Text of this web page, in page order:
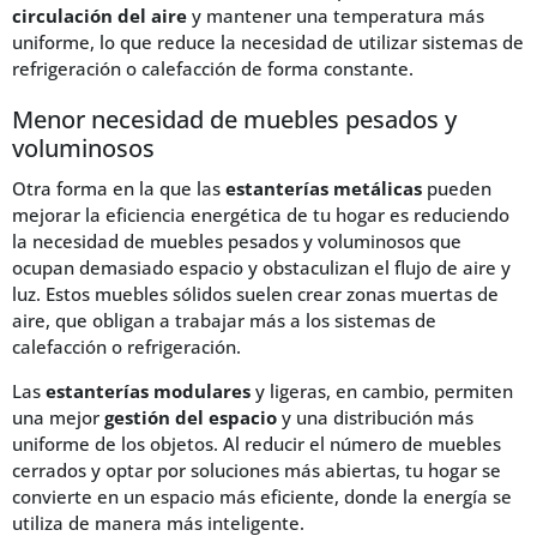
circulación del aire y mantener una temperatura más
uniforme, lo que reduce la necesidad de utilizar sistemas de
refrigeración o calefacción de forma constante.
Menor necesidad de muebles pesados y
voluminosos
Otra forma en la que las estanterías metálicas pueden
mejorar la eficiencia energética de tu hogar es reduciendo
la necesidad de muebles pesados y voluminosos que
ocupan demasiado espacio y obstaculizan el flujo de aire y
luz. Estos muebles sólidos suelen crear zonas muertas de
aire, que obligan a trabajar más a los sistemas de
calefacción o refrigeración.
Las estanterías modulares y ligeras, en cambio, permiten
una mejor gestión del espacio y una distribución más
uniforme de los objetos. Al reducir el número de muebles
cerrados y optar por soluciones más abiertas, tu hogar se
convierte en un espacio más eficiente, donde la energía se
utiliza de manera más inteligente.